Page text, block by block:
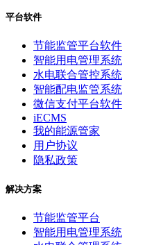
平台软件
节能监管平台软件
智能用电管理系统
水电联合管控系统
智能配电监管系统
微信支付平台软件
iECMS
我的能源管家
用户协议
隐私政策
解决方案
节能监管平台
智能用电管理系统